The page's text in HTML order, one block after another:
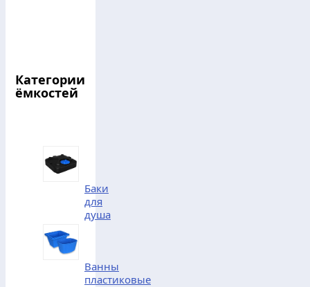
Категории
ёмкостей
Баки
для
душа
Ванны
пластиковые